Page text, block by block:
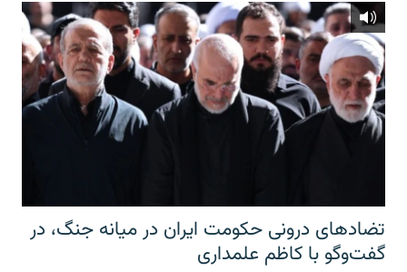
تضادهای درونی حکومت ایران در میانه جنگ، در
گفت‌‌وگو با کاظم علمداری